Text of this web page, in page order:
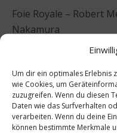
Um dir ein optimales Erlebnis
wie Cookies, um
zuzugreifen. Wenn du diesen
Daten wie das Surfverhalten
verarbeiten. Wenn du deine
können bestimmte Merkmale
Foie Royale – Robert
Nakamura
Gutshof Polting –
Paar | nominiert von
Mimi Ferments –
Tohru Nakamura